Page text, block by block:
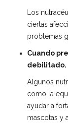
Los
ciertas
problemas
Cuando
debilitado.
Algunos
como la
ayudar a
mascotas y